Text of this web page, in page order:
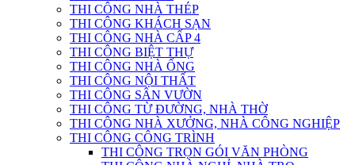
THI CÔNG NHÀ THÉP
THI CÔNG KHÁCH SẠN
THI CÔNG NHÀ CẤP 4
THI CÔNG BIỆT THỰ
THI CÔNG NHÀ ỐNG
THI CÔNG NỘI THẤT
THI CÔNG SÂN VƯỜN
THI CÔNG TỪ ĐƯỜNG, NHÀ THỜ
THI CÔNG NHÀ XƯỞNG, NHÀ CÔNG NGHIỆP
THI CÔNG CÔNG TRÌNH
THI CÔNG TRỌN GÓI VĂN PHÒNG